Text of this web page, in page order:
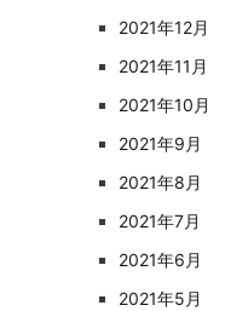
2021年12月
2021年11月
2021年10月
2021年9月
2021年8月
2021年7月
2021年6月
2021年5月